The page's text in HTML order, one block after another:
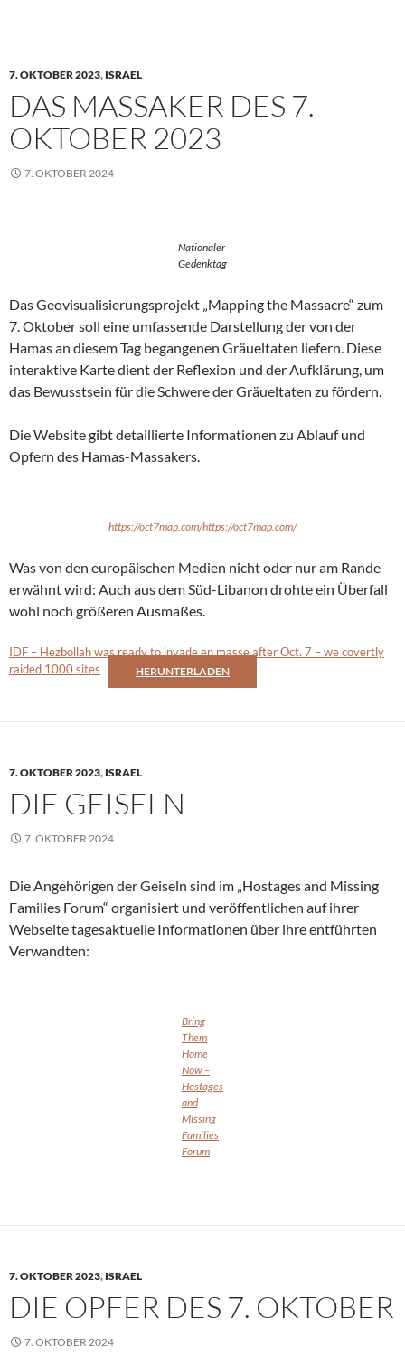
7. OKTOBER 2023, ISRAEL
DAS MASSAKER DES 7.
OKTOBER 2023
7. OKTOBER 2024
Nationaler
Gedenktag
Das Geovisualisierungsprojekt „Mapping the Massacre“ zum
7. Oktober soll eine umfassende Darstellung der von der
Hamas an diesem Tag begangenen Gräueltaten liefern. Diese
interaktive Karte dient der Reflexion und der Aufklärung, um
das Bewusstsein für die Schwere der Gräueltaten zu fördern.
Die Website gibt detaillierte Informationen zu Ablauf und
Opfern des Hamas-Massakers.
https://oct7map.com/https://oct7map.com/
Was von den europäischen Medien nicht oder nur am Rande
erwähnt wird: Auch aus dem Süd-Libanon drohte ein Überfall
wohl noch größeren Ausmaßes.
IDF – Hezbollah was ready to invade en masse after Oct. 7 – we covertly
raided 1000 sites
HERUNTERLADEN
7. OKTOBER 2023, ISRAEL
DIE GEISELN
7. OKTOBER 2024
Die Angehörigen der Geiseln sind im „Hostages and Missing
Families Forum“ organisiert und veröffentlichen auf ihrer
Webseite tagesaktuelle Informationen über ihre entführten
Verwandten:
Bring
Them
Home
Now –
Hostages
and
Missing
Families
Forum
7. OKTOBER 2023, ISRAEL
DIE OPFER DES 7. OKTOBER
7. OKTOBER 2024